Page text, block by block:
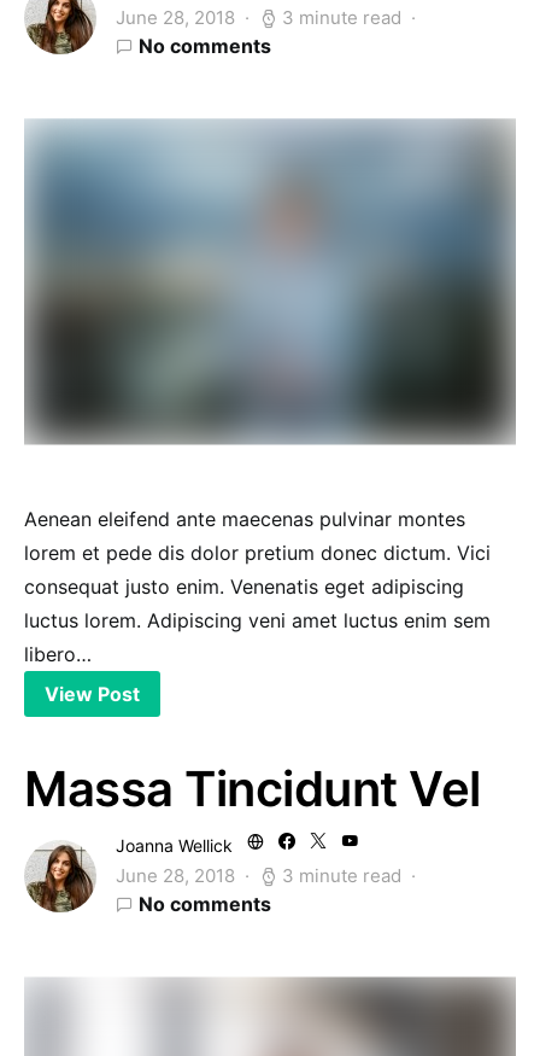
June 28, 2018 3 minute read
No comments
Aenean eleifend ante maecenas pulvinar montes
lorem et pede dis dolor pretium donec dictum. Vici
consequat justo enim. Venenatis eget adipiscing
luctus lorem. Adipiscing veni amet luctus enim sem
libero…
View Post
Massa Tincidunt Vel
Joanna Wellick
June 28, 2018 3 minute read
No comments